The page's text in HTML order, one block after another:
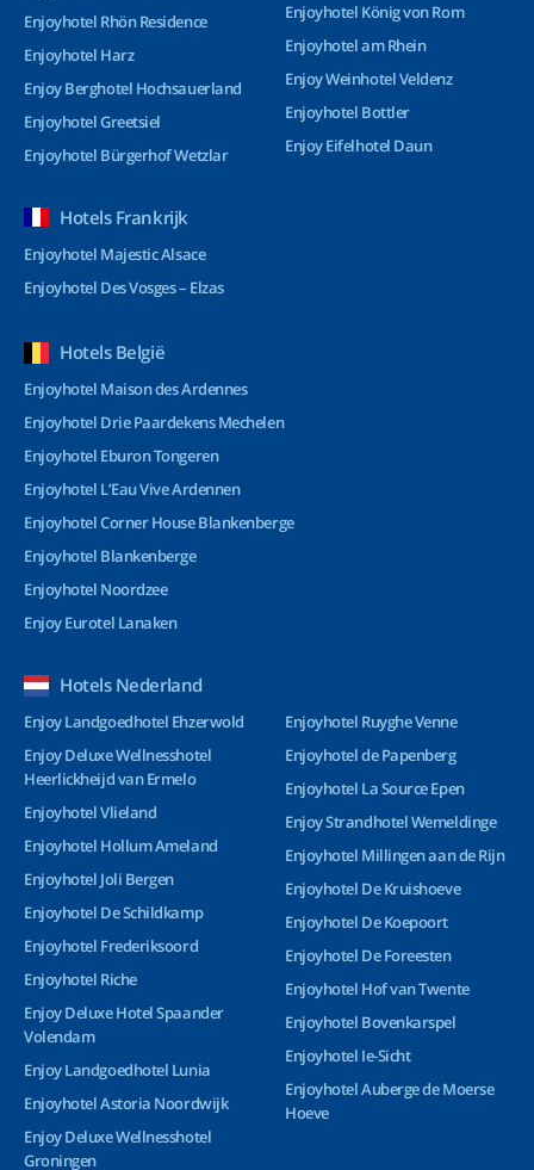
Enjoyhotel Rhön Residence
Enjoyhotel Harz
Enjoy Berghotel Hochsauerland
Enjoyhotel Greetsiel
Enjoyhotel Bürgerhof Wetzlar
Enjoyhotel König von Rom
Enjoyhotel am Rhein
Enjoy Weinhotel Veldenz
Enjoyhotel Bottler
Enjoy Eifelhotel Daun
Hotels Frankrijk
Enjoyhotel Majestic Alsace
Enjoyhotel Des Vosges – Elzas
Hotels België
Enjoyhotel Maison des Ardennes
Enjoyhotel Drie Paardekens Mechelen
Enjoyhotel Eburon Tongeren
Enjoyhotel L’Eau Vive Ardennen
Enjoyhotel Corner House Blankenberge
Enjoyhotel Blankenberge
Enjoyhotel Noordzee
Enjoy Eurotel Lanaken
Hotels Nederland
Enjoy Landgoedhotel Ehzerwold
Enjoy Deluxe Wellnesshotel
Heerlickheijd van Ermelo
Enjoyhotel Vlieland
Enjoyhotel Hollum Ameland
Enjoyhotel Joli Bergen
Enjoyhotel De Schildkamp
Enjoyhotel Frederiksoord
Enjoyhotel Riche
Enjoy Deluxe Hotel Spaander
Volendam
Enjoy Landgoedhotel Lunia
Enjoyhotel Astoria Noordwijk
Enjoy Deluxe Wellnesshotel
Groningen
Enjoyhotel Ruyghe Venne
Enjoyhotel de Papenberg
Enjoyhotel La Source Epen
Enjoy Strandhotel Wemeldinge
Enjoyhotel Millingen aan de Rijn
Enjoyhotel De Kruishoeve
Enjoyhotel De Koepoort
Enjoyhotel De Foreesten
Enjoyhotel Hof van Twente
Enjoyhotel Bovenkarspel
Enjoyhotel Ie-Sicht
Enjoyhotel Auberge de Moerse
Hoeve